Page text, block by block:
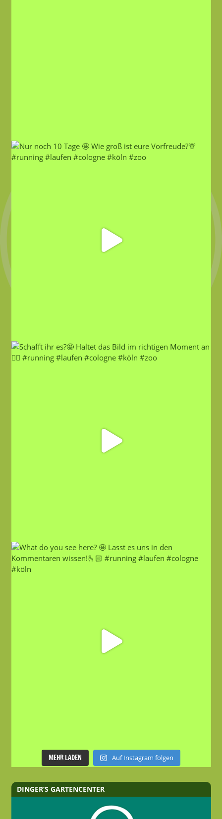
MEHR LADEN Auf Instagram folgen
DINGER’S GARTENCENTER